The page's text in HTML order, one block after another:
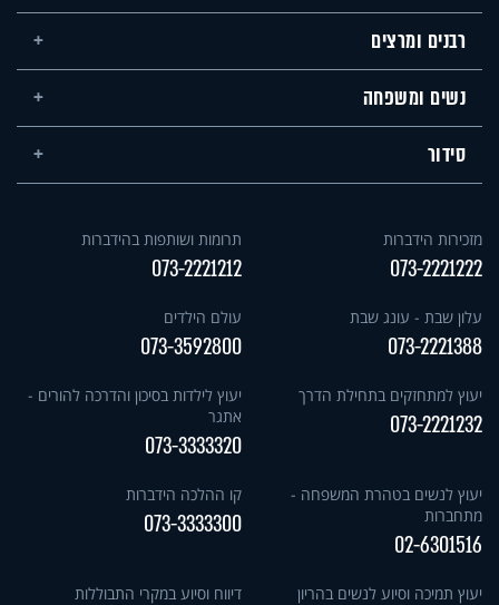
רבנים ומרצים
נשים ומשפחה
סידור
מזכירות הידברות
073-2221222
תרומות ושותפות בהידברות
073-2221212
עלון שבת - עונג שבת
073-2221388
עולם הילדים
073-3592800
יעוץ למתחזקים בתחילת הדרך
073-2221232
יעוץ לילדות בסיכון והדרכה להורים -
אתגר
073-3333320
יעוץ לנשים בטהרת המשפחה -
מתחברות
02-6301516
קו ההלכה הידברות
073-3333300
יעוץ תמיכה וסיוע לנשים בהריון דיווח וסיוע במקרי התבוללות